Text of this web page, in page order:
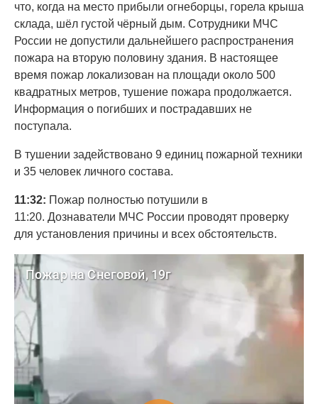
что, когда на место прибыли огнеборцы, горела крыша
склада, шёл густой чёрный дым. Сотрудники МЧС
России не допустили дальнейшего распространения
пожара на вторую половину здания. В настоящее
время пожар локализован на площади около 500
квадратных метров, тушение пожара продолжается.
Информация о погибших и пострадавших не
поступала.
В тушении задействовано 9 единиц пожарной техники
и 35 человек личного состава.
11:32: Пожар полностью потушили в
11:20. Дознаватели МЧС России проводят проверку
для установления причины и всех обстоятельств.